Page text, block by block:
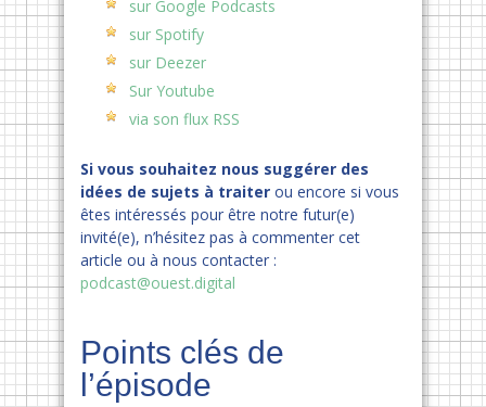
sur Google Podcasts
sur Spotify
sur Deezer
Sur Youtube
via son flux RSS
Si vous souhaitez nous suggérer des
idées de sujets à traiter ou encore si vous
êtes intéressés pour être notre futur(e)
invité(e), n’hésitez pas à commenter cet
article ou à nous contacter :
podcast@ouest.digital
Points clés de
l’épisode